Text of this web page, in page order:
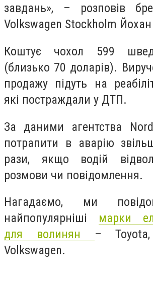
завдань», – розповів
Volkswagen Stockholm
Коштує чохол 599
(близько 70 доларів).
продажу підуть на
які постраждали у ДТП.
За даними агентства
потрапити в аварію
рази, якщо водій
розмови чи повідомлення.
Нагадаємо, ми
найпопулярніші марки
для волинян –
Volkswagen.